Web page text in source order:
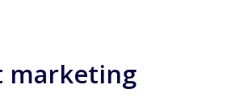
marketing